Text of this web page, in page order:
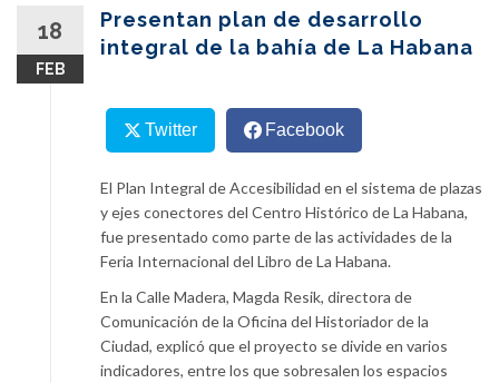
18
FEB
Presentan plan de desarrollo
integral de la bahía de La Habana
Twitter Facebook
El Plan Integral de Accesibilidad en el sistema de plazas
y ejes conectores del Centro Histórico de La Habana,
fue presentado como parte de las actividades de la
Feria Internacional del Libro de La Habana.
En la Calle Madera, Magda Resik, directora de
Comunicación de la Oficina del Historiador de la
Ciudad, explicó que el proyecto se divide en varios
indicadores, entre los que sobresalen los espacios